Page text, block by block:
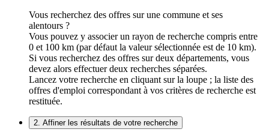
Vous recherchez des offres sur une commune et ses
alentours ?
Vous pouvez y associer un rayon de recherche compris entre
0 et 100 km (par défaut la valeur sélectionnée est de 10 km).
Si vous recherchez des offres sur deux départements, vous
devez alors effectuer deux recherches séparées.
Lancez votre recherche en cliquant sur la loupe ; la liste des
offres d'emploi correspondant à vos critères de recherche est
restituée.
2. Affiner les résultats de votre recherche